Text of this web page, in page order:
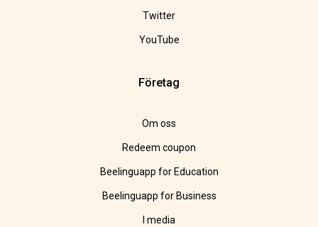
Twitter
YouTube
Företag
Om oss
Redeem coupon
Beelinguapp for Education
Beelinguapp for Business
I media